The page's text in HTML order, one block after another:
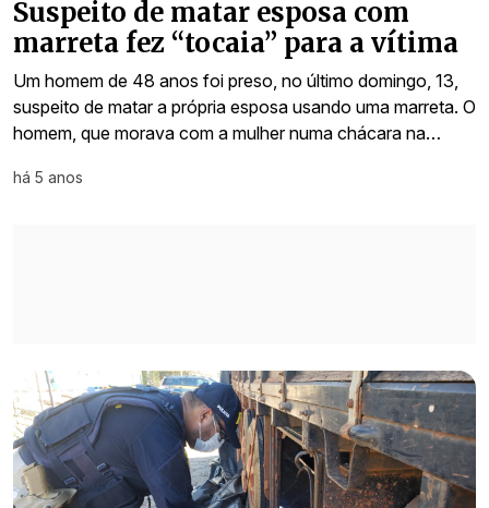
Suspeito de matar esposa com
marreta fez “tocaia” para a vítima
Um homem de 48 anos foi preso, no último domingo, 13,
suspeito de matar a própria esposa usando uma marreta. O
homem, que morava com a mulher numa chácara na…
há 5 anos